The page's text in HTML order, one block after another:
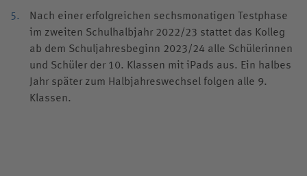
Nach einer erfolgreichen sechsmonatigen Testphase
im zweiten Schulhalbjahr 2022/23 stattet das Kolleg
ab dem Schuljahresbeginn 2023/24 alle Schülerinnen
und Schüler der 10. Klassen mit iPads aus. Ein halbes
Jahr später zum Halbjahreswechsel folgen alle 9.
Klassen.